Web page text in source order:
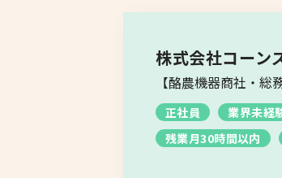
コンサルタント紹介
北海道へのU・Iターン向
キャリアマップ
転職の体験談
求人履歴はあり
札幌市
道央エリア
空知エリア
株式会社コーン
【酪農機器商社・
正社員 業界未経
残業月30時間以内